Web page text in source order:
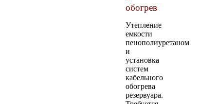
обогрев
Утепление
емкости
пенополиуретаном
и
установка
систем
кабельного
обогрева
резервуара.